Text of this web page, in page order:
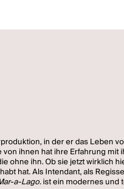
in der er das Leben
ihnen hat ihre Erfahrung mit
ohne ihn. Ob sie jetzt wirklich
hat. Als Intendant, als
a-Lago.ist ein modernes und